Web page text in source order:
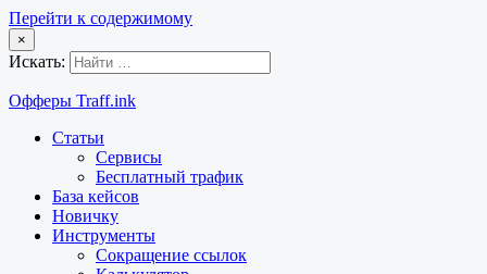
Перейти к содержимому
×
Искать:
Офферы Traff.ink
Статьи
Сервисы
Бесплатный трафик
База кейсов
Новичку
Инструменты
Сокращение ссылок